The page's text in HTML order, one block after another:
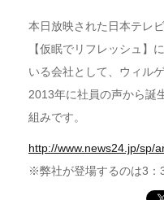
本日放映された日本テレ
【仮眠でリフレッシュ】
いる会社として、ウィル
2013年に社員の声から誕
組みです。
http://www.news24.jp/sp/
※弊社が登場するのは3：